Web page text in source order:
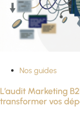
Nos guides
L’audit Marketing
transformer vos